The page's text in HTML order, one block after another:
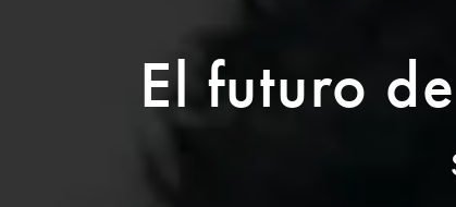
El futuro